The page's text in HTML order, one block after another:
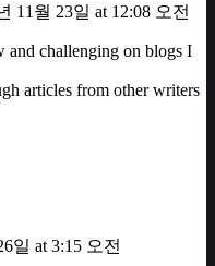
11월 23일 at 12:08 오전
and challenging on blogs I
articles from other writers
일 at 3:15 오전